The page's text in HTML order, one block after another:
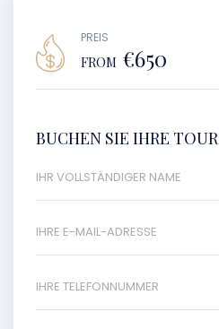
PREIS
FROM €650
BUCHEN SIE IHRE TOUR